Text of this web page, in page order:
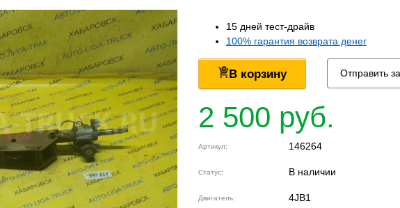
15 дней тест-драйв
100% гарантия возврата денег
В корзину Отправить
2 500 руб.
Артикул: 146264
Статус: В наличии
Двигатель: 4JB1